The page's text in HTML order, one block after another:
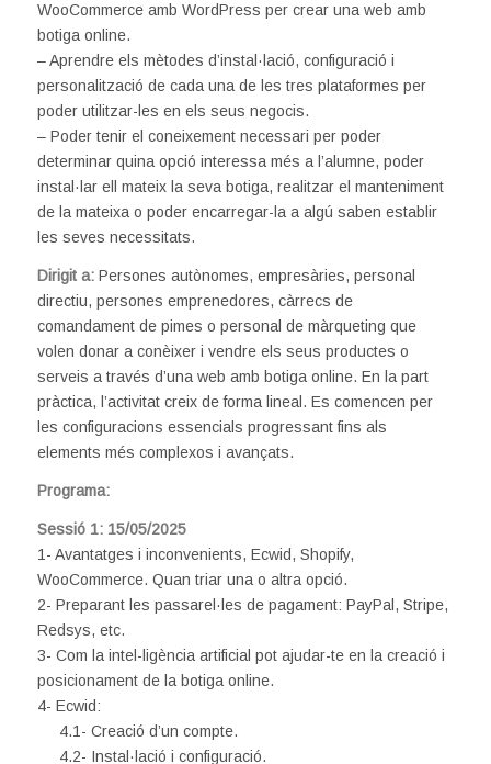
WooCommerce amb WordPress per crear una web amb
botiga online.
– Aprendre els mètodes d’instal·lació, configuració i
personalització de cada una de les tres plataformes per
poder utilitzar-les en els seus negocis.
– Poder tenir el coneixement necessari per poder
determinar quina opció interessa més a l’alumne, poder
instal·lar ell mateix la seva botiga, realitzar el manteniment
de la mateixa o poder encarregar-la a algú saben establir
les seves necessitats.
Dirigit a: Persones autònomes, empresàries, personal
directiu, persones emprenedores, càrrecs de
comandament de pimes o personal de màrqueting que
volen donar a conèixer i vendre els seus productes o
serveis a través d’una web amb botiga online. En la part
pràctica, l’activitat creix de forma lineal. Es comencen per
les configuracions essencials progressant fins als
elements més complexos i avançats.
Programa:
Sessió 1: 15/05/2025
1- Avantatges i inconvenients, Ecwid, Shopify,
WooCommerce. Quan triar una o altra opció.
2- Preparant les passarel·les de pagament: PayPal, Stripe,
Redsys, etc.
3- Com la intel-ligència artificial pot ajudar-te en la creació i
posicionament de la botiga online.
4- Ecwid:
4.1- Creació d’un compte.
4.2- Instal·lació i configuració.